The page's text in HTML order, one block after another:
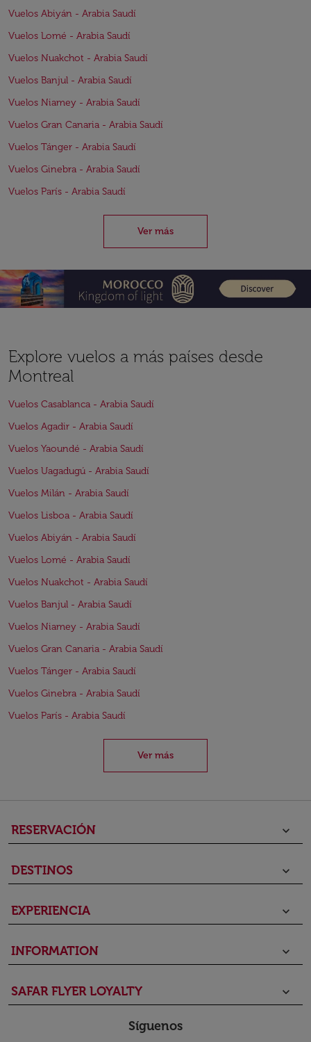
Vuelos Abiyán - Arabia Saudí
Vuelos Lomé - Arabia Saudí
Vuelos Nuakchot - Arabia Saudí
Vuelos Banjul - Arabia Saudí
Vuelos Niamey - Arabia Saudí
Vuelos Gran Canaria - Arabia Saudí
Vuelos Tánger - Arabia Saudí
Vuelos Ginebra - Arabia Saudí
Vuelos París - Arabia Saudí
Ver más
Explore vuelos a más países desde
Montreal
Vuelos Casablanca - Arabia Saudí
Vuelos Agadir - Arabia Saudí
Vuelos Yaoundé - Arabia Saudí
Vuelos Uagadugú - Arabia Saudí
Vuelos Milán - Arabia Saudí
Vuelos Lisboa - Arabia Saudí
Vuelos Abiyán - Arabia Saudí
Vuelos Lomé - Arabia Saudí
Vuelos Nuakchot - Arabia Saudí
Vuelos Banjul - Arabia Saudí
Vuelos Niamey - Arabia Saudí
Vuelos Gran Canaria - Arabia Saudí
Vuelos Tánger - Arabia Saudí
Vuelos Ginebra - Arabia Saudí
Vuelos París - Arabia Saudí
Ver más
RESERVACIÓN keyboard_arrow_down
DESTINOS keyboard_arrow_down
EXPERIENCIA keyboard_arrow_down
INFORMATION keyboard_arrow_down
SAFAR FLYER LOYALTY keyboard_arrow_down
Síguenos